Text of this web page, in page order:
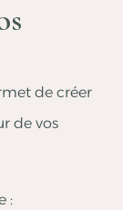
de créer
de vos
: